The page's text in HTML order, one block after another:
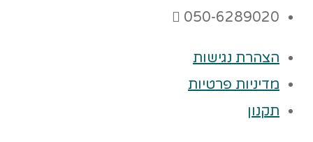
050-6289020
הצהרת נגישות
מדיניות פרטיות
תקנון